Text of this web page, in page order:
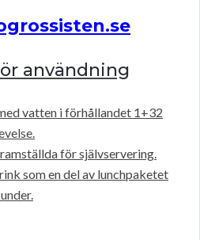
användning
vatten i förhållandet 1+32
för självservering.
som en del av lunchpaketet